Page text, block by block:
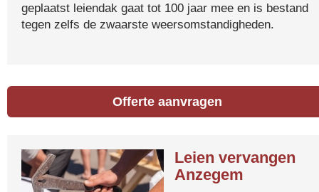
geplaatst leiendak gaat tot 100 jaar mee en is bestand
tegen zelfs de zwaarste weersomstandigheden.
Offerte aanvragen
Leien vervangen
Anzegem